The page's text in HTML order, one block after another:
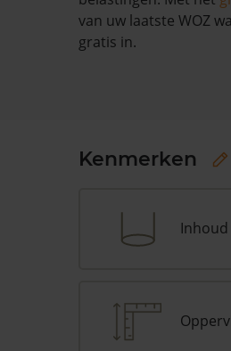
van uw laatste WOZ
gratis in.
Kenmerken
Inhoud